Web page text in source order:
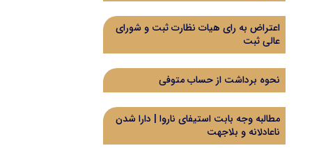
اعتراض به رای هیات نظارت ثبت و شورای
عالی ثبت
نحوه برداشت از حساب متوفی
مطالبه وجه بابت استیفای ناروا | دارا شدن
ناعادلانه و بلاجهت